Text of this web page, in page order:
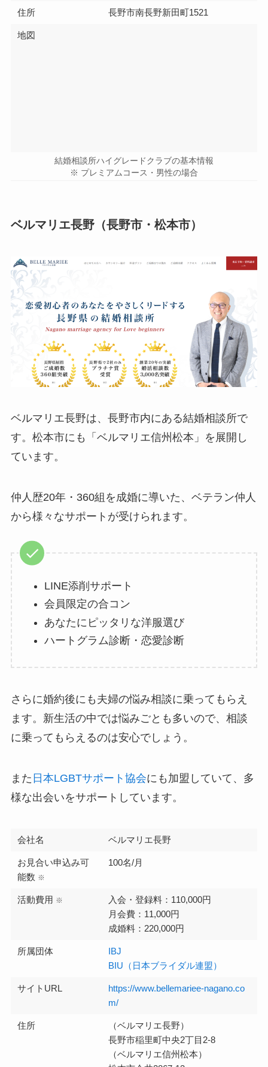
住所 長野市南長野新田町1521
地図
結婚相談所ハイグレードクラブの基本情報
※ プレミアムコース・男性の場合
ベルマリエ長野（長野市・松本市）
ベルマリエ長野は、長野市内にある結婚相談所で
す。松本市にも「ベルマリエ信州松本」を展開し
ています。
仲人歴20年・360組を成婚に導いた、ベテラン仲人
から様々なサポートが受けられます。
LINE添削サポート
会員限定の合コン
あなたにピッタリな洋服選び
ハートグラム診断・恋愛診断
さらに婚約後にも夫婦の悩み相談に乗ってもらえ
ます。新生活の中では悩みごとも多いので、相談
に乗ってもらえるのは安心でしょう。
また 日本LGBTサポート協会にも加盟していて、多
様な出会いをサポートしています。
会社名 ベルマリエ長野
お見合い申込み可
能数 ※
100名/月
活動費用 ※
入会・登録料：110,000円
月会費：11,000円
成婚料：220,000円
所属団体
IBJ
BIU（日本ブライダル連盟）
サイトURL
https://www.bellemariee-nagano.co
m/
住所
（ベルマリエ長野）
長野市稲里町中央2丁目2-8
（ベルマリエ信州松本）